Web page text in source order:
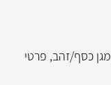
מגן כסף/זהב, פרטי